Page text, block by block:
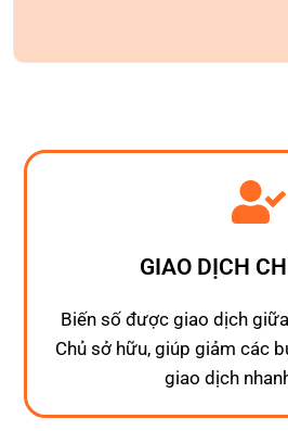
GIAO DỊCH
Biến số được giao dịch
Chủ sở hữu, giúp giảm các
giao dịch